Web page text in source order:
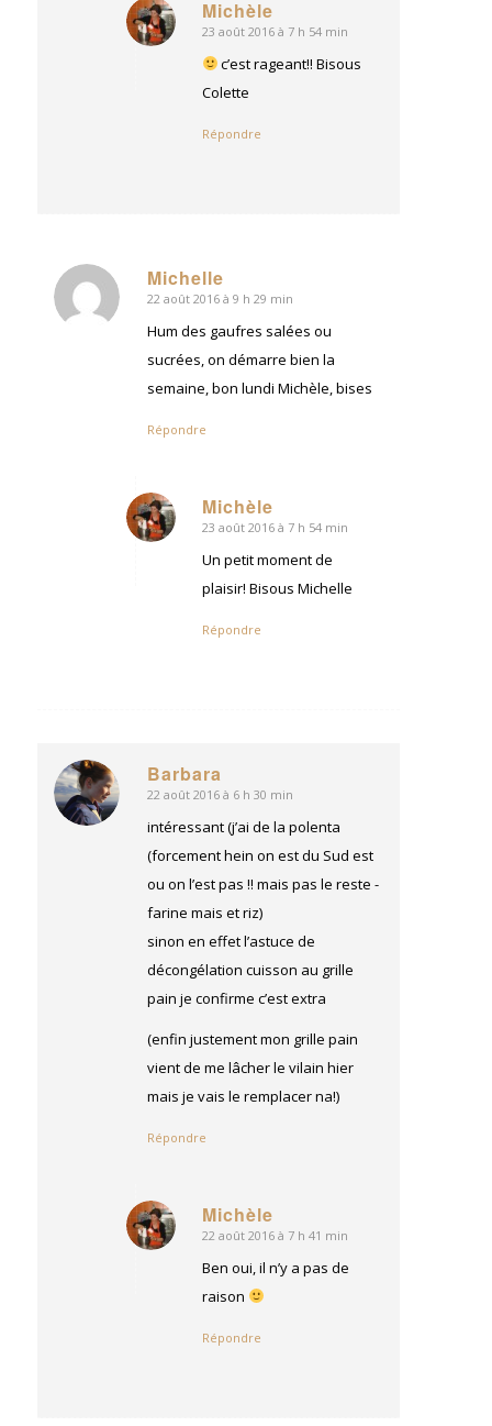
Michèle
dit
23 août 2016 à 7 h 54 min
c’est rageant!! Bisous
Colette
Répondre
Michelle
dit
:
22 août 2016 à 9 h 29 min
Hum des gaufres salées ou
sucrées, on démarre bien la
semaine, bon lundi Michèle, bises
Répondre
Michèle
dit
23 août 2016 à 7 h 54 min
Un petit moment de
plaisir! Bisous Michelle
Répondre
Barbara
dit
:
22 août 2016 à 6 h 30 min
intéressant (j’ai de la polenta
(forcement hein on est du Sud est
ou on l’est pas !! mais pas le reste -
farine mais et riz)
sinon en effet l’astuce de
décongélation cuisson au grille
pain je confirme c’est extra
(enfin justement mon grille pain
vient de me lâcher le vilain hier
mais je vais le remplacer na!)
Répondre
Michèle
dit
22 août 2016 à 7 h 41 min
Ben oui, il n’y a pas de
raison
Répondre